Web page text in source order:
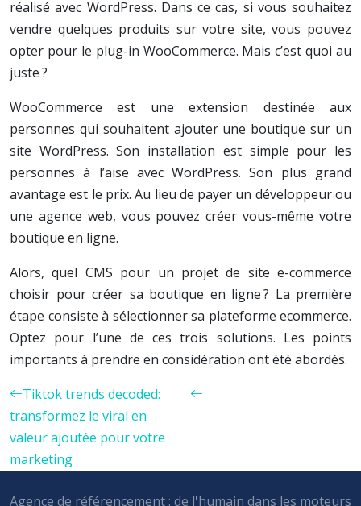
réalisé avec WordPress. Dans ce cas, si vous souhaitez
vendre quelques produits sur votre site, vous pouvez
opter pour le plug-in WooCommerce. Mais c’est quoi au
juste ?
WooCommerce est une extension destinée aux
personnes qui souhaitent ajouter une boutique sur un
site WordPress. Son installation est simple pour les
personnes à l’aise avec WordPress. Son plus grand
avantage est le prix. Au lieu de payer un développeur ou
une agence web, vous pouvez créer vous-même votre
boutique en ligne.
Alors, quel CMS pour un projet de site e-commerce
choisir pour créer sa boutique en ligne ? La première
étape consiste à sélectionner sa plateforme ecommerce.
Optez pour l’une de ces trois solutions. Les points
importants à prendre en considération ont été abordés.
Tiktok trends decoded:
transformez le viral en
valeur ajoutée pour votre
marketing
Agence de référencement : de l'humain dans les moteurs